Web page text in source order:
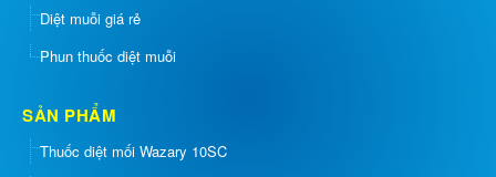
Diệt muỗi giá rẻ
Phun thuốc diệt muỗi
SẢN PHẨM
Thuốc diệt mối Wazary 10SC